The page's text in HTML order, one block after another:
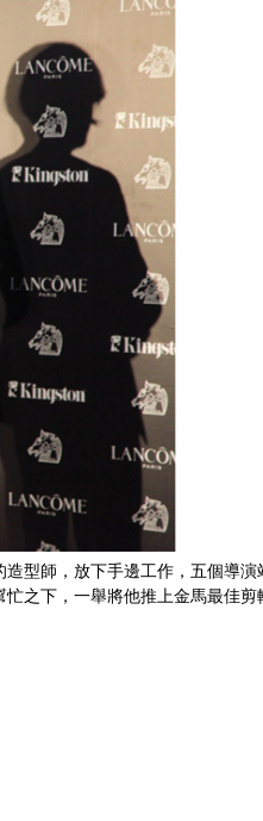
造型師，放下手邊工作，五個導演
之下，一舉將他推上金馬最佳剪